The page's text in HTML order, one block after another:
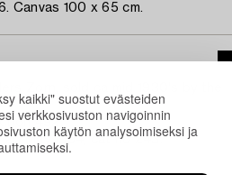
kaikki" suostut evästeiden
verkkosivuston navigoinnin
käytön analysoimiseksi ja
Canvas 100 x 65 cm.
Zorn, sold ca mid 1930's by the
492,
May 1994, cat no 243.